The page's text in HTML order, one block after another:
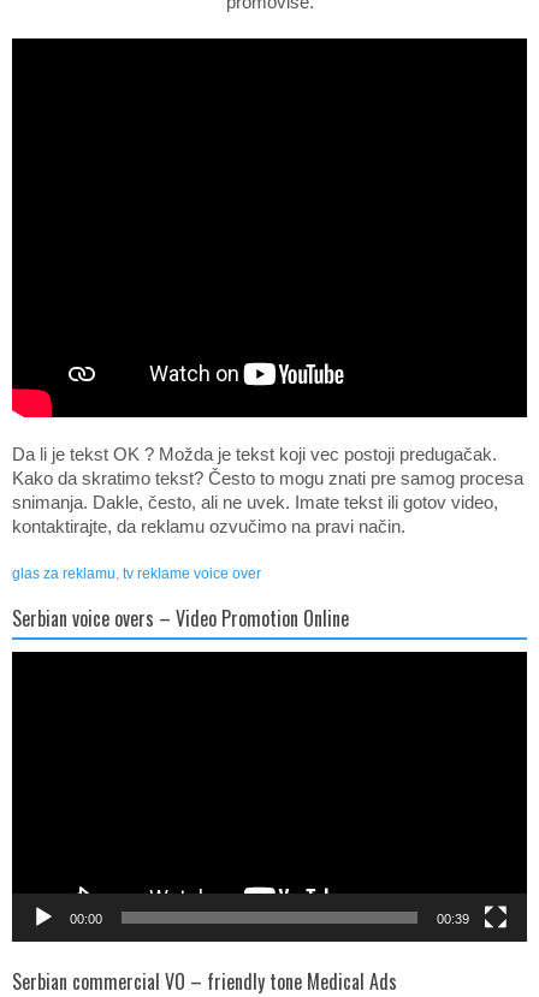
Da li je tekst OK ? Možda je tekst koji vec postoji predugačak.
Kako da skratimo tekst? Često to mogu znati pre samog procesa
snimanja. Dakle, često, ali ne uvek. Imate tekst ili gotov video,
kontaktirajte, da reklamu ozvučimo na pravi način.
glas za reklamu, tv reklame voice over
Serbian voice overs – Video Promotion Online
00:00 00:39
Serbian commercial VO – friendly tone Medical Ads